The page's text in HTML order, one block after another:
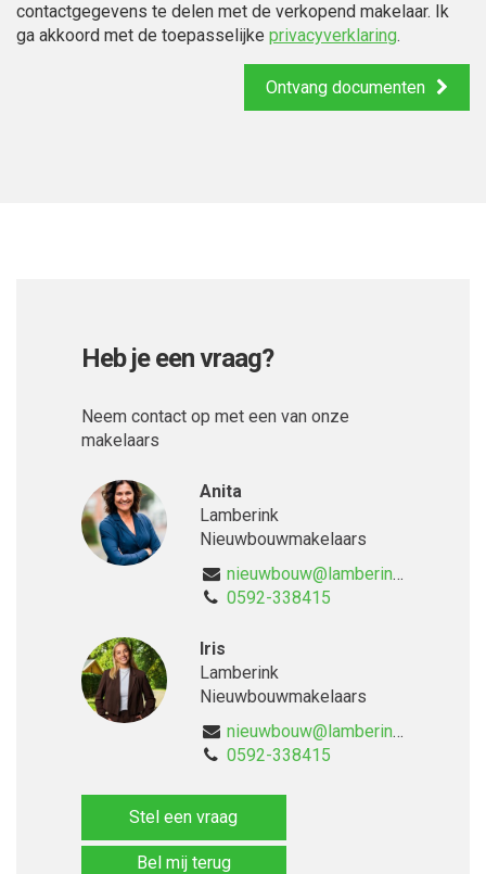
contactgegevens te delen met de verkopend makelaar. Ik
ga akkoord met de toepasselijke privacyverklaring.
Ontvang documenten
Heb je een vraag?
Neem contact op met een van onze
makelaars
Anita
Lamberink
Nieuwbouwmakelaars
nieuwbouw@lamberink.nl
0592-338415
Iris
Lamberink
Nieuwbouwmakelaars
nieuwbouw@lamberink.nl
0592-338415
Stel een vraag
Bel mij terug